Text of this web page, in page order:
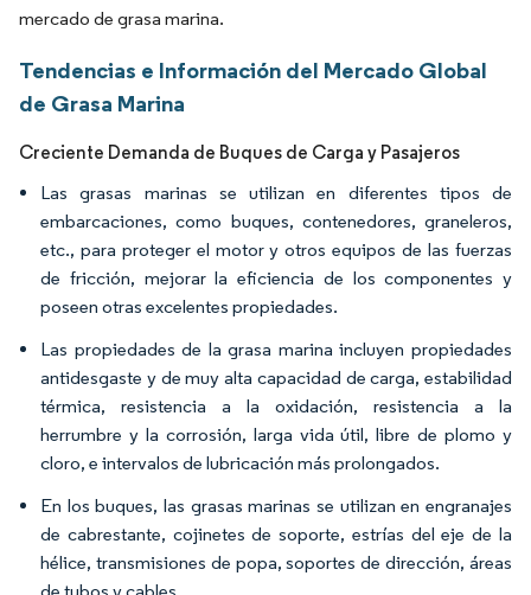
mercado de grasa marina.
Tendencias e Información del Mercado Global
de Grasa Marina
Creciente Demanda de Buques de Carga y Pasajeros
Las grasas marinas se utilizan en diferentes tipos de
embarcaciones, como buques, contenedores, graneleros,
etc., para proteger el motor y otros equipos de las fuerzas
de fricción, mejorar la eficiencia de los componentes y
poseen otras excelentes propiedades.
Las propiedades de la grasa marina incluyen propiedades
antidesgaste y de muy alta capacidad de carga, estabilidad
térmica, resistencia a la oxidación, resistencia a la
herrumbre y la corrosión, larga vida útil, libre de plomo y
cloro, e intervalos de lubricación más prolongados.
En los buques, las grasas marinas se utilizan en engranajes
de cabrestante, cojinetes de soporte, estrías del eje de la
hélice, transmisiones de popa, soportes de dirección, áreas